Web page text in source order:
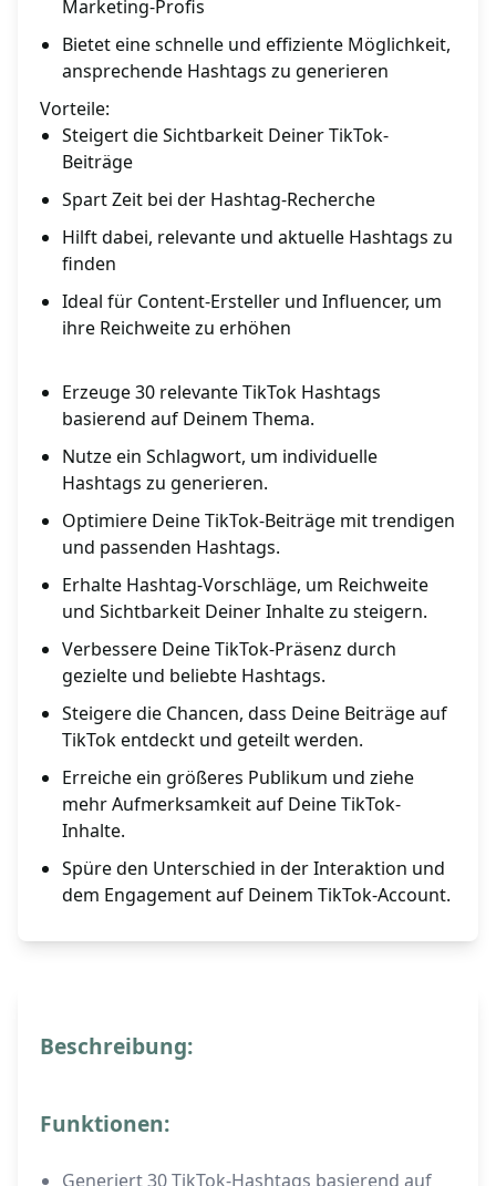
Marketing-Profis
Bietet eine schnelle und effiziente Möglichkeit,
ansprechende Hashtags zu generieren
Vorteile:
Steigert die Sichtbarkeit Deiner TikTok-
Beiträge
Spart Zeit bei der Hashtag-Recherche
Hilft dabei, relevante und aktuelle Hashtags zu
finden
Ideal für Content-Ersteller und Influencer, um
ihre Reichweite zu erhöhen
Erzeuge 30 relevante TikTok Hashtags
basierend auf Deinem Thema.
Nutze ein Schlagwort, um individuelle
Hashtags zu generieren.
Optimiere Deine TikTok-Beiträge mit trendigen
und passenden Hashtags.
Erhalte Hashtag-Vorschläge, um Reichweite
und Sichtbarkeit Deiner Inhalte zu steigern.
Verbessere Deine TikTok-Präsenz durch
gezielte und beliebte Hashtags.
Steigere die Chancen, dass Deine Beiträge auf
TikTok entdeckt und geteilt werden.
Erreiche ein größeres Publikum und ziehe
mehr Aufmerksamkeit auf Deine TikTok-
Inhalte.
Spüre den Unterschied in der Interaktion und
dem Engagement auf Deinem TikTok-Account.
Beschreibung:
Funktionen:
Generiert 30 TikTok-Hashtags basierend auf